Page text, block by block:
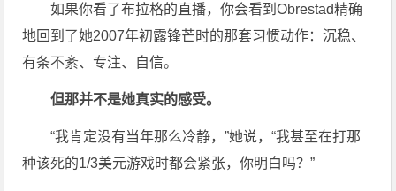
如果你看了布拉格的直播，你会看到Obrestad精确
地回到了她2007年初露锋芒时的那套习惯动作：沉稳、
有条不紊、专注、自信。
但那并不是她真实的感受。
“我肯定没有当年那么冷静，”她说，“我甚至在打那
种该死的1/3美元游戏时都会紧张，你明白吗？”